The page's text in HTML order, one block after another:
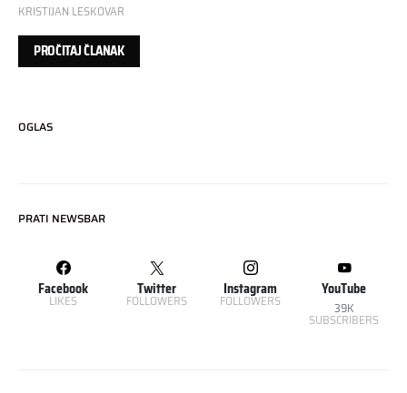
KRISTIJAN LESKOVAR
PROČITAJ ČLANAK
OGLAS
PRATI NEWSBAR
Facebook
LIKES
Twitter
FOLLOWERS
Instagram
FOLLOWERS
YouTube
39K
SUBSCRIBERS